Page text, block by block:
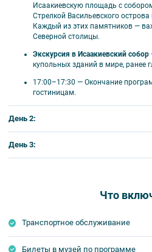
Проживание в
Завтраки со второго дня
Экскурсионное
Входные билеты в музеи;
Автобус по программе.
Камера хранения на
Финскому заливу на
рекам и каналам»;
Исаакиевскую площадь с
Стрелкой Васильевского
Каждый из этих памятников —
Северной столицы.
Экскурсия в Исаакиевский собор
купольных зданий в мире, ранее
17:00–17:30 — Окончание
гостиницам.
День 2:
Завтрак и встреча с гидом в
Петергофская дорога
соединяет императорские
Воронцовых, Демидовых и
побережья Финского залива.
достопримечательностей этого
День 3:
расположенных рядом с
вещи в багажной комнате
Что
Транспортное обслуживание
Билеты в музей по программе